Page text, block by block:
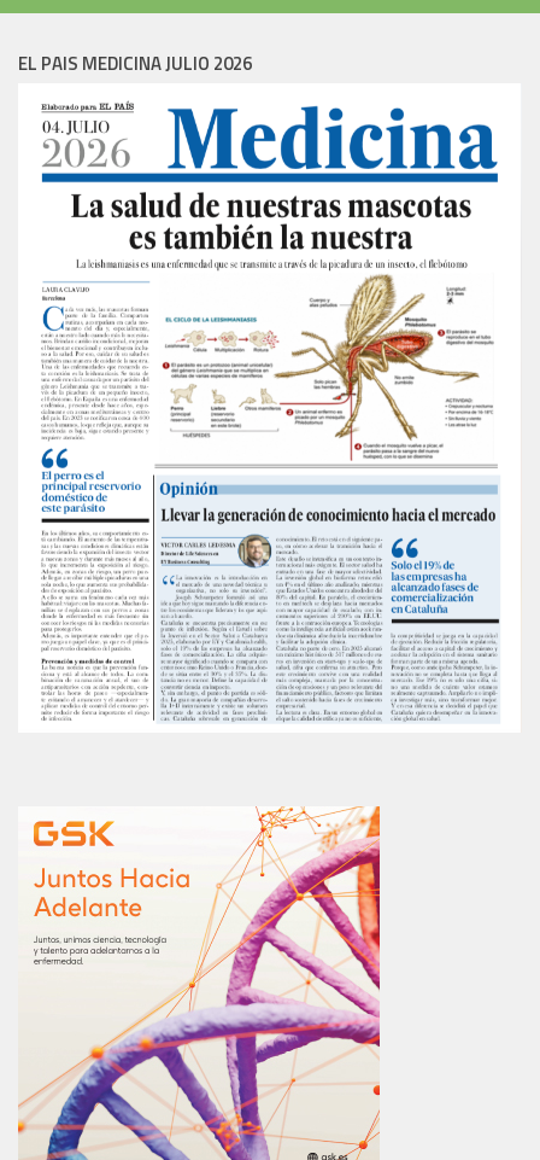
EL PAIS MEDICINA JULIO 2026